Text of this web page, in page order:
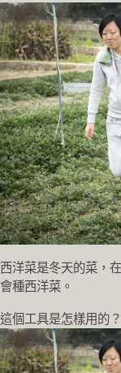
西洋菜是冬天的菜，
會種西洋菜。
這個工具是怎樣用的？